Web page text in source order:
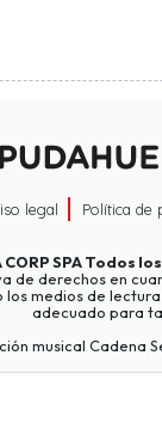
legal Política de
CORP SPATodos
de derechos en
medios de
adecuado para
musical Cadena